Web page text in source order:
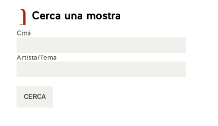
Cerca una mostra
Città
Artista/Tema